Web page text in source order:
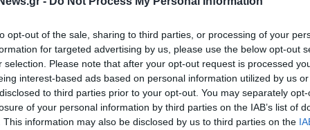
opt-out of the sale, sharing to third parties, or processing of your
for targeted advertising by us, please use the below opt-out
selection. Please note that after your opt-out request is processed
interest-based ads based on personal information utilized by us
to third parties prior to your opt-out. You may separately
of your personal information by third parties on the IAB’s list of
This information may also be disclosed by us to third parties on the
κατά 50
τον Σεπτέμβριο
ΚΟΣΜΟΣ
Νορβηγία: Αύξηση επιτοκίων
από την κεντρική τράπεζα
18/08/2022 - 11:34